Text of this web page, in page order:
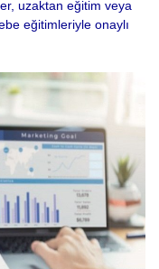
uzaktan eğitim veya
eğitimleriyle onaylı